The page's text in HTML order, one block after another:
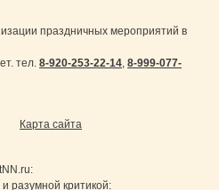
праздничных мероприятий в
тел. 8-920-253-22-14, 8-999-077-
Карта сайта
:
разумной критикой: